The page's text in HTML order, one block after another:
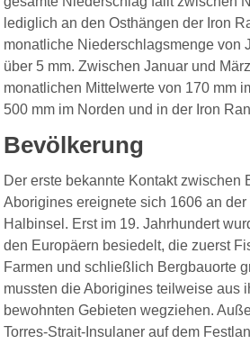
lediglich an den Osthängen der Iron
monatliche Niederschlagsmenge von
über 5 mm. Zwischen Januar und
monatlichen Mittelwerte von 170 mm
500 mm im Norden und in der Iron
Bevölkerung
Der erste bekannte Kontakt zwischen
Aborigines ereignete sich 1606 an der
Halbinsel. Erst im 19. Jahrhundert
den Europäern besiedelt, die zuerst
Farmen und schließlich Bergbauorte
mussten die Aborigines teilweise aus
bewohnten Gebieten wegziehen.
Torres-Strait-Insulaner auf dem